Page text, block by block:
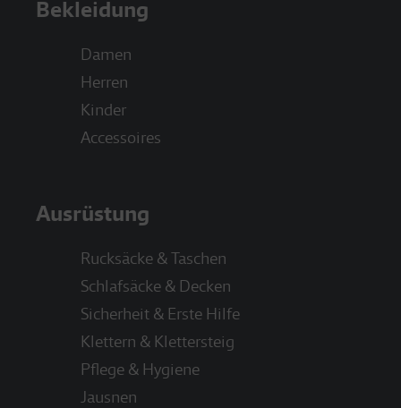
Bekleidung
Damen
Herren
Kinder
Accessoires
Ausrüstung
Rucksäcke & Taschen
Schlafsäcke & Decken
Sicherheit & Erste Hilfe
Klettern & Klettersteig
Pflege & Hygiene
Jausnen